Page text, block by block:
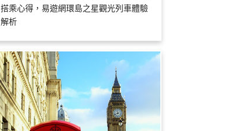
搭乘心得，易遊網環島之星觀光列車體驗
解析